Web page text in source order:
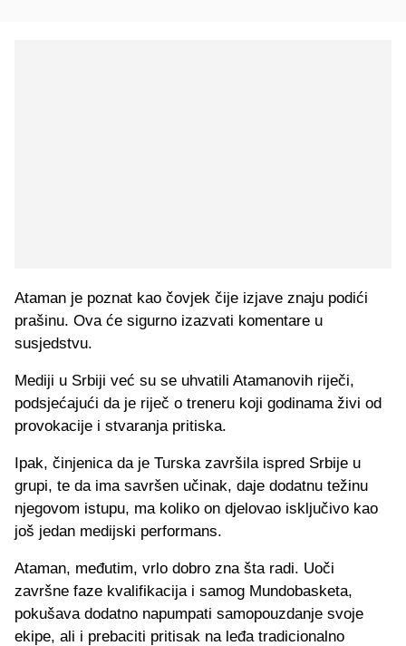
Ataman je poznat kao čovjek čije izjave znaju podići
prašinu. Ova će sigurno izazvati komentare u
susjedstvu.
Mediji u Srbiji već su se uhvatili Atamanovih riječi,
podsjećajući da je riječ o treneru koji godinama živi od
provokacije i stvaranja pritiska.
Ipak, činjenica da je Turska završila ispred Srbije u
grupi, te da ima savršen učinak, daje dodatnu težinu
njegovom istupu, ma koliko on djelovao isključivo kao
još jedan medijski performans.
Ataman, međutim, vrlo dobro zna šta radi. Uoči
završne faze kvalifikacija i samog Mundobasketa,
pokušava dodatno napumpati samopouzdanje svoje
ekipe, ali i prebaciti pritisak na leđa tradicionalno